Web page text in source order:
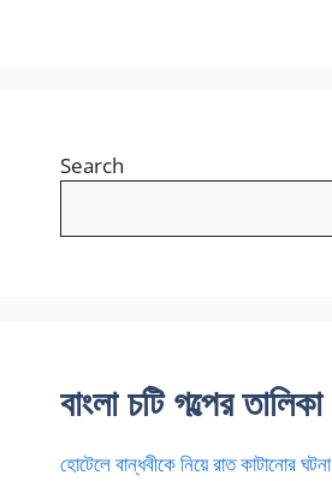
Search
বাংলা চটি গল্পের তালিকা
হোটেলে বান্ধবীকে নিয়ে রাত কাটানোর ঘটনা